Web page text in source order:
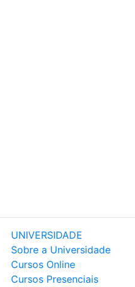
UNIVERSIDADE
Sobre a Universidade
Cursos Online
Cursos Presenciais